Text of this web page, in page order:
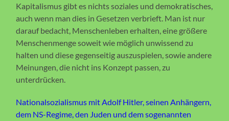
Kapitalismus gibt es nichts soziales und demokratisches,
auch wenn man dies in Gesetzen verbrieft. Man ist nur
darauf bedacht, Menschenleben erhalten, eine größere
Menschenmenge soweit wie möglich unwissend zu
halten und diese gegenseitig auszuspielen, sowie andere
Meinungen, die nicht ins Konzept passen, zu
unterdrücken.
Nationalsozialismus mit Adolf Hitler, seinen Anhängern,
dem NS-Regime, den Juden und dem sogenannten